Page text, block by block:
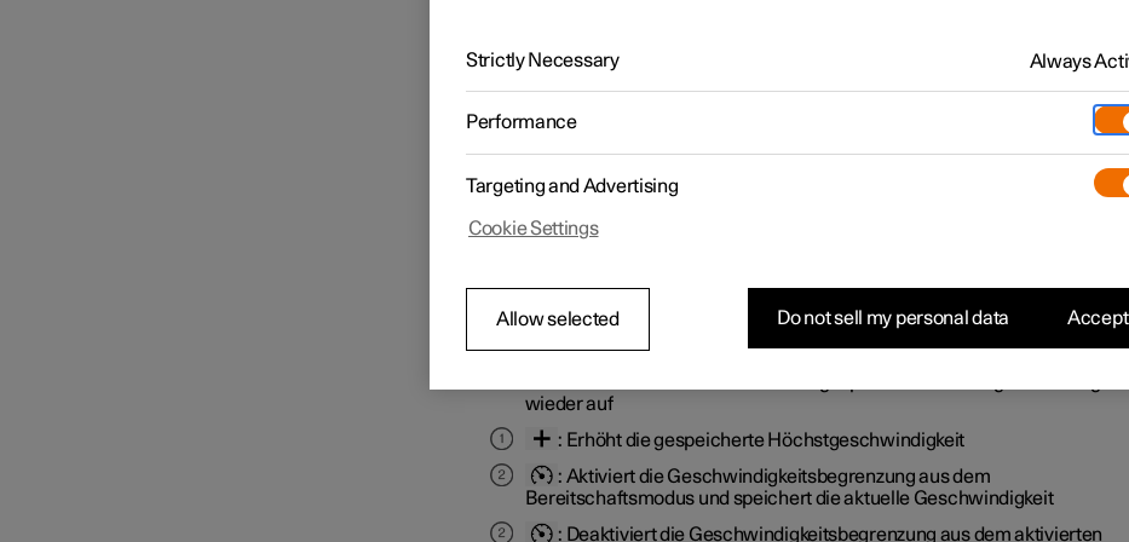
überschreiten.
Tasten und Symbole der Funktion
wieder auf
: Erhöht die gespeicherte Höchstgeschwindigkeit
: Aktiviert die Geschwindigkeitsbegrenzungaus dem
Bereitschaftsmodus und speichert die aktuelle Geschwindigkeit
: Deaktiviert die Geschwindigkeitsbegrenzung aus dem aktivierten
Strictly Necessary Always
Performance
Targeting and Advertising
Cookie Settings
Allow selected Do not sell my personal data Accept